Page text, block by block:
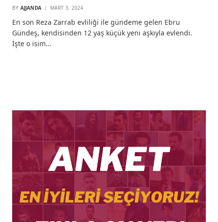
BY AJJANDA MART 3, 2024
En son Reza Zarrab evliliği ile gündeme gelen Ebru
Gündeş, kendisinden 12 yaş küçük yeni aşkıyla evlendi.
İşte o isim…